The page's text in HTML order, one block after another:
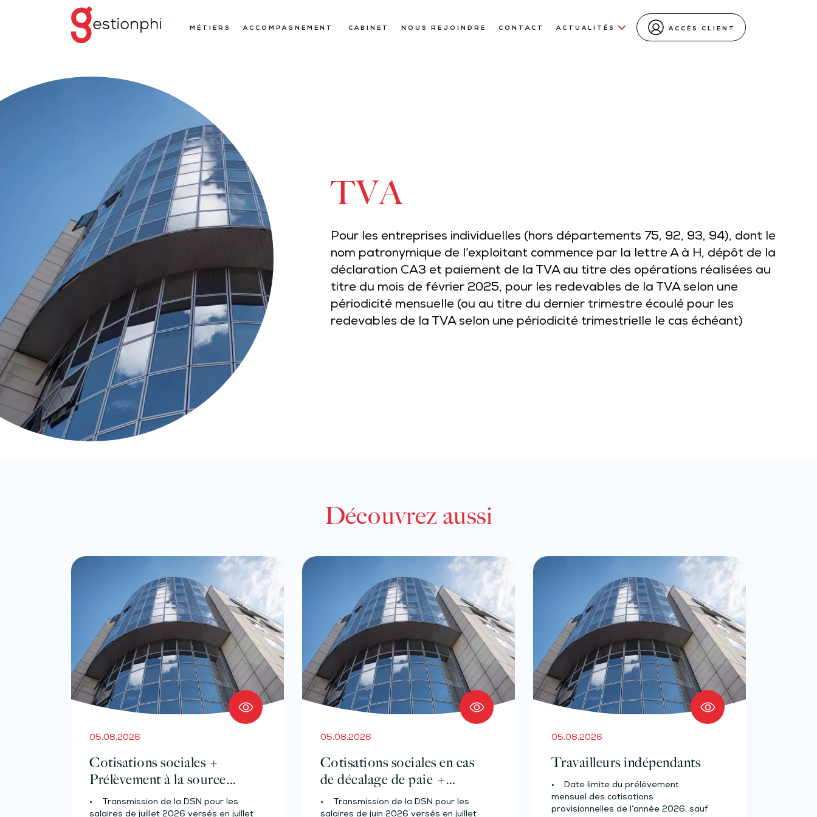
MÉTIERS ACCOMPAGNEMENT CABINET NOUS REJOINDRE CONTACT ACTUALITÉS ACCÈS CLIENT
TVA
Pour les entreprises individuelles (hors départements 75, 92, 93, 94), dont le
nom patronymique de l’exploitant commence par la lettre A à H, dépôt de la
déclaration CA3 et paiement de la TVA au titre des opérations réalisées au
titre du mois de février 2025, pour les redevables de la TVA selon une
périodicité mensuelle (ou au titre du dernier trimestre écoulé pour les
redevables de la TVA selon une périodicité trimestrielle le cas échéant)
Découvrez aussi
05.08.2026
Cotisations sociales +
Prélèvement à la source
pour les salariés et assimilés
(effectif d’au moins 50
• Transmission de la DSN pour les
salaires de juillet 2026 versés en juillet
05.08.2026
Cotisations sociales en cas
de décalage de paie +
Prélèvement à la source des
salariés et assimilés (effectif
• Transmission de la DSN pour les
salaires de juin 2026 versés en juillet
05.08.2026
Travailleurs indépendants
• Date limite du prélèvement
mensuel des cotisations
provisionnelles de l’année 2026, sauf